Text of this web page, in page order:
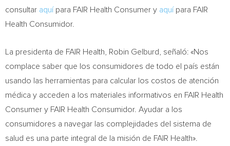
consultar aquí para FAIR Health Consumer y aquí para FAIR
Health Consumidor.
La presidenta de FAIR Health, Robin Gelburd
, señaló: «Nos
complace saber que los consumidores de todo el país están
usando las herramientas para calcular los costos de atención
médica y acceden a los materiales informativos en FAIR Health
Consumer y FAIR Health Consumidor. Ayudar a los
consumidores a navegar las complejidades del sistema de
salud es una parte integral de la misión de FAIR Health».